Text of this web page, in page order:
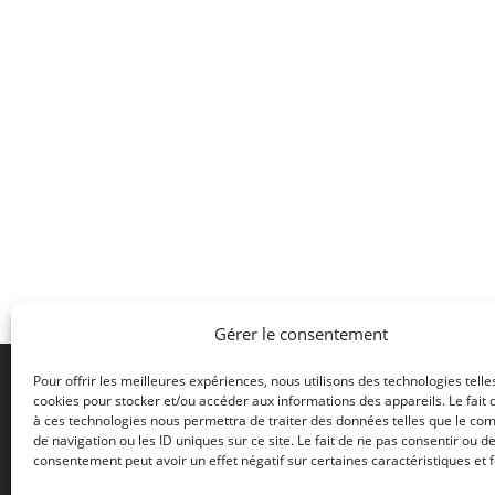
Gérer le consentement
Pour offrir les meilleures expériences, nous utilisons des technologies
cookies pour stocker et/ou accéder aux informations des appareils. Le fait
à ces technologies nous permettra de traiter des données telles que le
de navigation ou les ID uniques sur ce site. Le fait de ne pas consentir ou
consentement peut avoir un effet négatif sur certaines caractéristiques et
2 rue
42500